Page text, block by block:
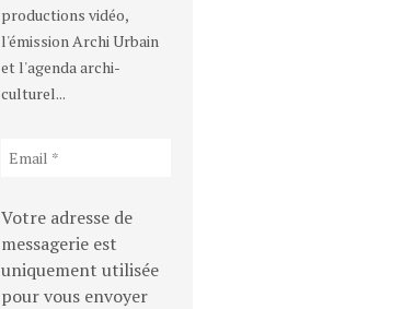
productions vidéo,
l'émission Archi Urbain
et l'agenda archi-
culturel...
Votre adresse de
messagerie est
uniquement utilisée
pour vous envoyer